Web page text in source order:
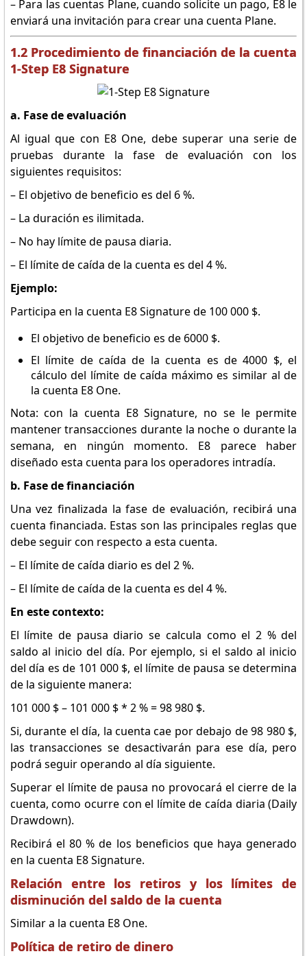
– Para las cuentas Plane, cuando solicite un pago, E8 le
enviará una invitación para crear una cuenta Plane.
1.2 Procedimiento de financiación de la cuenta
1-Step E8 Signature
a. Fase de evaluación
Al igual que con E8 One, debe superar una serie de
pruebas durante la fase de evaluación con los
siguientes requisitos:
– El objetivo de beneficio es del 6 %.
– La duración es ilimitada.
– No hay límite de pausa diaria.
– El límite de caída de la cuenta es del 4 %.
Ejemplo:
Participa en la cuenta E8 Signature de 100 000 $.
El objetivo de beneficio es de 6000 $.
El límite de caída de la cuenta es de 4000 $, el
cálculo del límite de caída máximo es similar al de
la cuenta E8 One.
Nota: con la cuenta E8 Signature, no se le permite
mantener transacciones durante la noche o durante la
semana, en ningún momento. E8 parece haber
diseñado esta cuenta para los operadores intradía.
b. Fase de financiación
Una vez finalizada la fase de evaluación, recibirá una
cuenta financiada. Estas son las principales reglas que
debe seguir con respecto a esta cuenta.
– El límite de caída diario es del 2 %.
– El límite de caída de la cuenta es del 4 %.
En este contexto:
El límite de pausa diario se calcula como el 2 % del
saldo al inicio del día. Por ejemplo, si el saldo al inicio
del día es de 101 000 $, el límite de pausa se determina
de la siguiente manera:
101 000 $ – 101 000 $ * 2 % = 98 980 $.
Si, durante el día, la cuenta cae por debajo de 98 980 $,
las transacciones se desactivarán para ese día, pero
podrá seguir operando al día siguiente.
Superar el límite de pausa no provocará el cierre de la
cuenta, como ocurre con el límite de caída diaria (Daily
Drawdown).
Recibirá el 80 % de los beneficios que haya generado
en la cuenta E8 Signature.
Relación entre los retiros y los límites de
disminución del saldo de la cuenta
Similar a la cuenta E8 One.
Política de retiro de dinero